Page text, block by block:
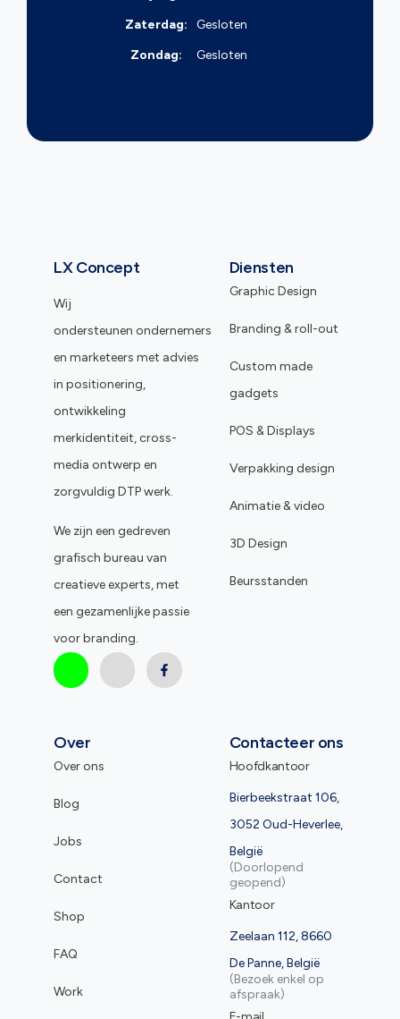
Zaterdag:
Gesloten
Zondag:
Gesloten
LX Concept
Wij
ondersteunen ondernemers
en marketeers met advies
in positionering,
ontwikkeling
merkidentiteit, cross-
media ontwerp en
zorgvuldig DTP werk.
We zijn een gedreven
grafisch bureau van
creatieve experts, met
een gezamenlijke passie
voor branding.
Diensten
Graphic Design
Branding & roll-out
Custom made
gadgets
POS & Displays
Verpakking design
Animatie & video
3D Design
Beursstanden
Over
Over ons
Blog
Jobs
Contact
Shop
FAQ
Work
Contacteer ons
Hoofdkantoor
Bierbeekstraat 106,
3052 Oud-Heverlee,
België
(Doorlopend
geopend)
Kantoor
Zeelaan 112, 8660
De Panne, België
(Bezoek enkel op
afspraak)